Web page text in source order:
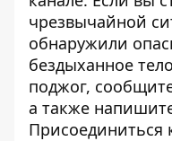
чрезвычайной
обнаружили
бездыханное
поджог,
а также
Присоединиться